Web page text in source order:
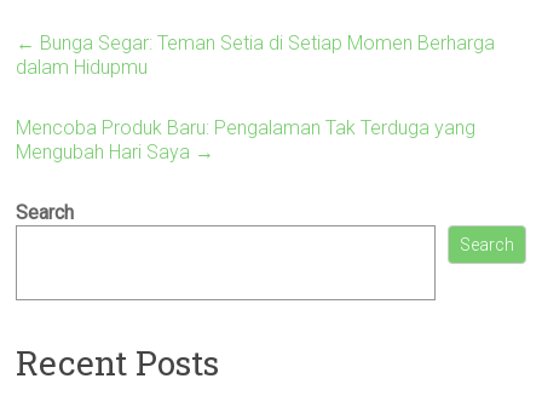
← Bunga Segar: Teman Setia di Setiap Momen Berharga
dalam Hidupmu
Mencoba Produk Baru: Pengalaman Tak Terduga yang
Mengubah Hari Saya →
Search
Search
Recent Posts